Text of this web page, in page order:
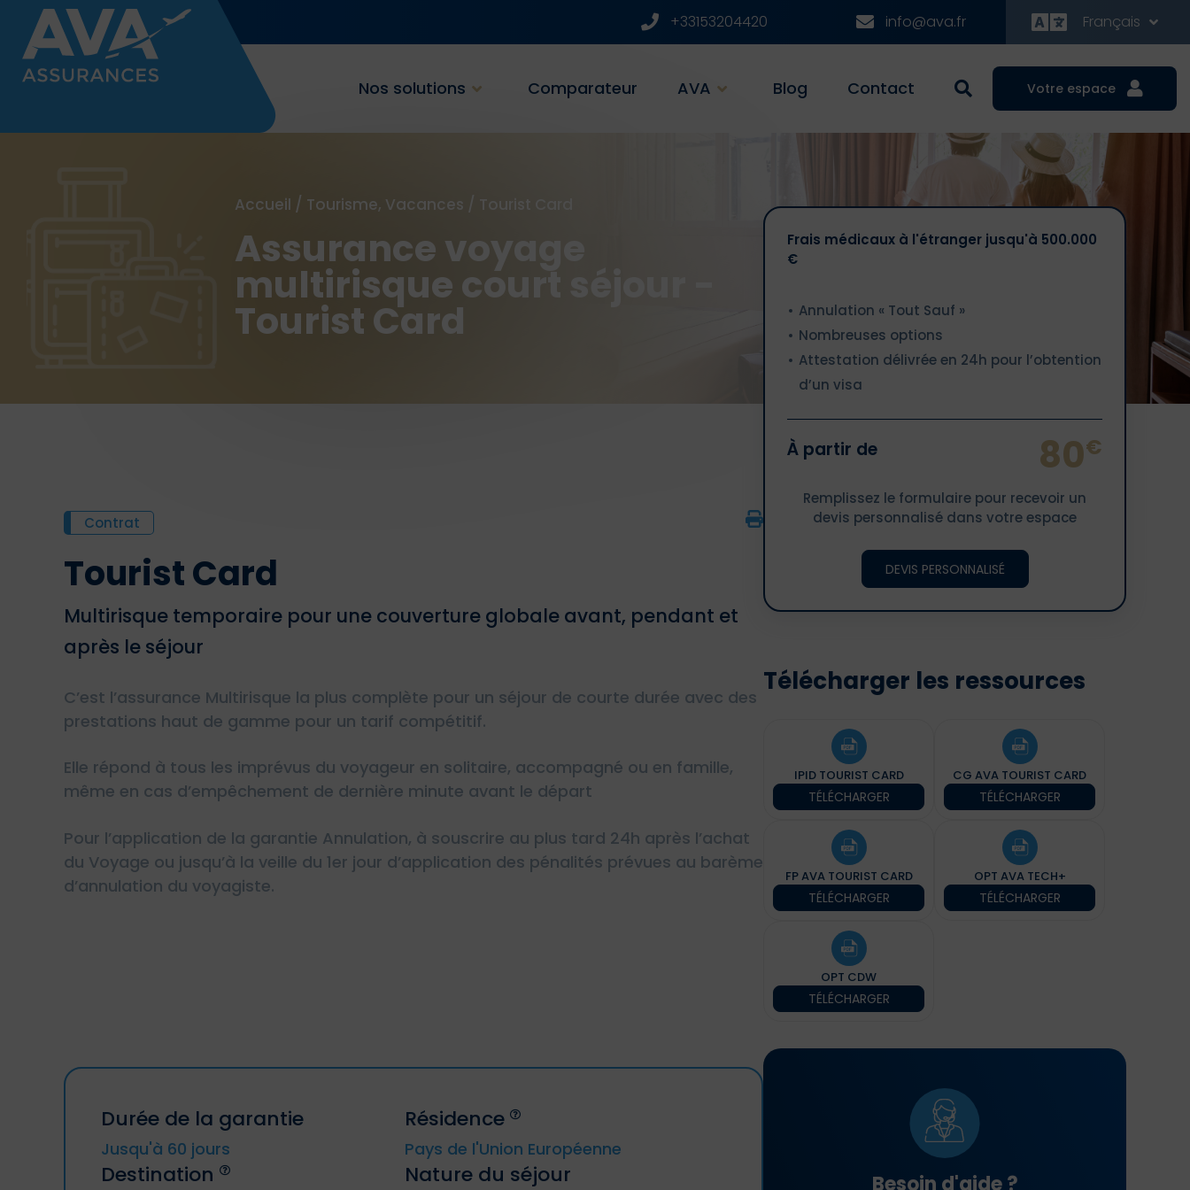
+33153204420 info@ava.fr Français
Nos solutions Comparateur AVA Blog Contact Votre espace
Accueil / Tourisme, Vacances / Tourist Card
Assurance voyage
multirisque court séjour -
Tourist Card
Contrat
Tourist Card
Multirisque temporaire pour une couverture globale avant, pendant et
après le séjour
C’est l’assurance Multirisque la plus complète pour un séjour de courte durée avec des
prestations haut de gamme pour un tarif compétitif.
Elle répond à tous les imprévus du voyageur en solitaire, accompagné ou en famille,
même en cas d’empêchement de dernière minute avant le départ
Pour l’application de la garantie Annulation, à souscrire au plus tard 24h après l’achat
du Voyage ou jusqu’à la veille du 1er jour d’application des pénalités prévues au barème
d’annulation du voyagiste.
Durée de la garantie
Jusqu'à 60 jours
Résidence
Pays de l'Union Européenne
Destination Nature du séjour
Frais médicaux à l'étranger jusqu'à 500.000
€
Annulation « Tout Sauf »
Nombreuses options
Attestation délivrée en 24h pour l’obtention
d’un visa
À partir de 80€
Remplissez le formulaire pour recevoir un
devis personnalisé dans votre espace
DEVIS PERSONNALISÉ
Télécharger les ressources
IPID TOURIST CARD
TÉLÉCHARGER
CG AVA TOURIST CARD
TÉLÉCHARGER
FP AVA TOURIST CARD
TÉLÉCHARGER
OPT AVA TECH+
TÉLÉCHARGER
OPT CDW
TÉLÉCHARGER
Besoin d'aide ?